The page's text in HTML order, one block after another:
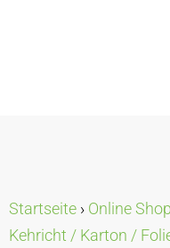
Startseite › Online Shop
Kehricht / Karton /